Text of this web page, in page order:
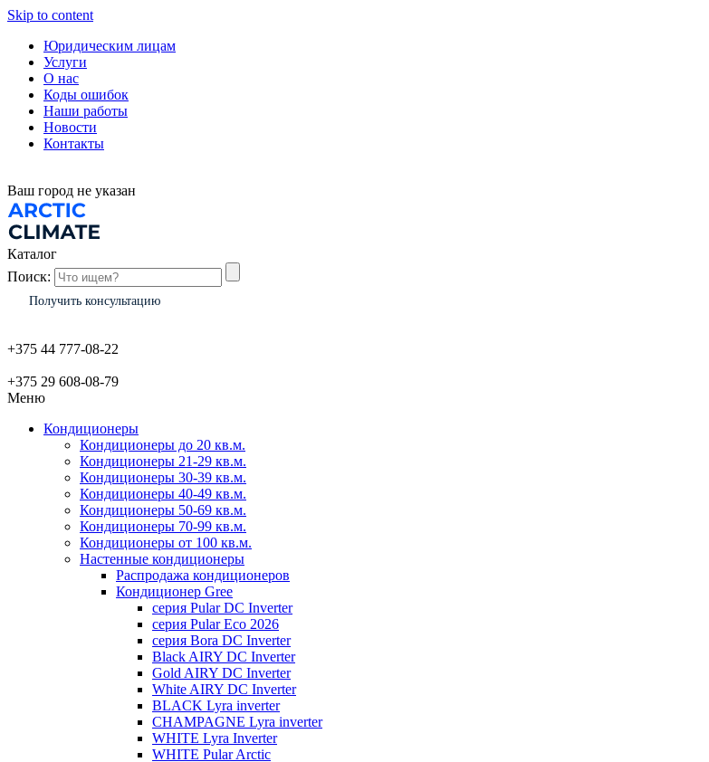
Skip to content
Юридическим лицам
Услуги
О нас
Коды ошибок
Наши работы
Новости
Контакты
Ваш город не указан
Каталог
Поиск:
Получить консультацию
+375 44 777-08-22
+375 29 608-08-79
Меню
Кондиционеры
Кондиционеры до 20 кв.м.
Кондиционеры 21-29 кв.м.
Кондиционеры 30-39 кв.м.
Кондиционеры 40-49 кв.м.
Кондиционеры 50-69 кв.м.
Кондиционеры 70-99 кв.м.
Кондиционеры от 100 кв.м.
Настенные кондиционеры
Распродажа кондиционеров
Кондиционер Gree
серия Pular DC Inverter
серия Pular Eco 2026
серия Bora DC Inverter
Black AIRY DC Inverter
Gold AIRY DC Inverter
White AIRY DC Inverter
BLACK Lyra inverter
CHAMPAGNE Lyra inverter
WHITE Lyra Inverter
WHITE Pular Arctic